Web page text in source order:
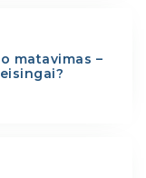
matavimas –